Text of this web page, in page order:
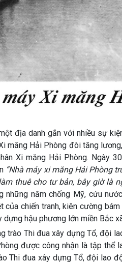
danh gắn với nhiều sự
măng Hải Phòng đòi tăng
Xi măng Hải Phòng. Ngày
“Nhà máy xi măng Hải Phòng
thuê cho tư bản, bây giờ là
những năm chống Mỹ, cứu
của chiến tranh, kiên cường
hậu phương lớn miền Bắc
Thi đua xây dựng Tổ, đội
được công nhận là tập thể
Thi đua xây dựng Tổ, đội lao